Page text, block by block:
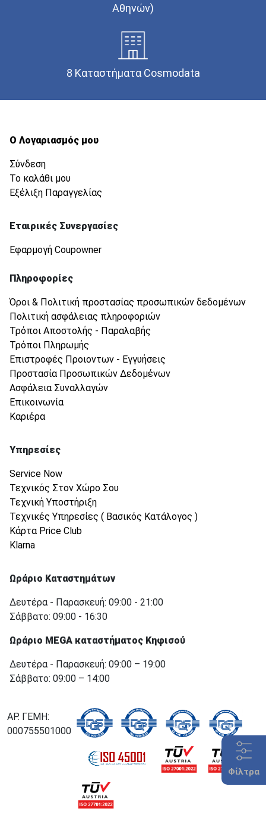
Φίλτρα
Αθηνών)
8 Καταστήματα Cosmodata
Ο Λογαριασμός μου
Σύνδεση
Το καλάθι μου
Εξέλιξη Παραγγελίας
Εταιρικές Συνεργασίες
Εφαρμογή Coupowner
Πληροφορίες
Όροι & Πολιτική προστασίας προσωπικών δεδομένων
Πολιτική ασφάλειας πληροφοριών
Τρόποι Αποστολής - Παραλαβής
Τρόποι Πληρωμής
Επιστροφές Προιοντων - Εγγυήσεις
Προστασία Προσωπικών Δεδομένων
Ασφάλεια Συναλλαγών
Επικοινωνία
Καριέρα
Υπηρεσίες
Service Now
Τεχνικός Στον Χώρο Σου
Τεχνική Υποστήριξη
Τεχνικές Υπηρεσίες ( Βασικός Κατάλογος )
Κάρτα Price Club
Klarna
Ωράριο Καταστημάτων
Δευτέρα - Παρασκευή: 09:00 - 21:00
Σάββατο: 09:00 - 16:30
Ωράριο MEGA καταστήματος Κηφισού
Δευτέρα - Παρασκευή: 09:00 – 19:00
Σάββατο: 09:00 – 14:00
ΑΡ. ΓΕΜΗ:
000755501000